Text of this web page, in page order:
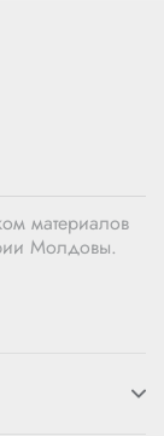
материалов
Молдовы.